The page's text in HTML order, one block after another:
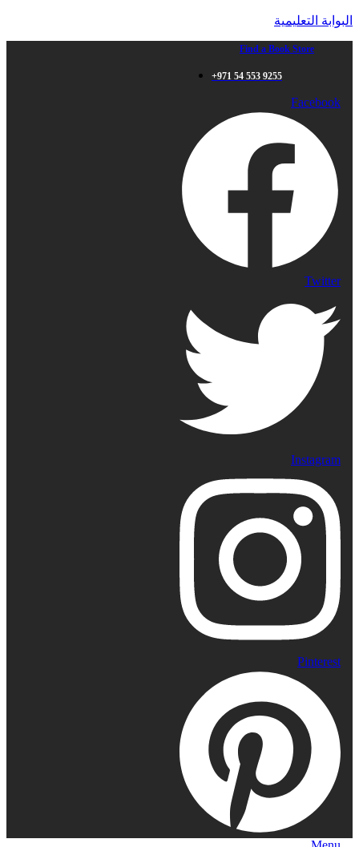
البوابة التعليمية
Find a Book Store
+971 54 553 9255
Facebook
Twitter
Instagram
Pinterest